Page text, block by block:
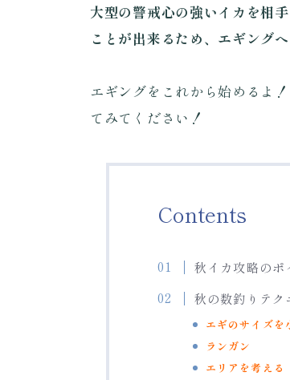
大型の警戒心の強いイカを相
ことが出来るため、エギング
エギングをこれから始めるよ
てみてください！
Contents
秋イカ攻略のポ
秋の数釣りテク
エギのサイズを
ランガン
エリアを考える